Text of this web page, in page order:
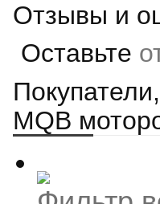
Отзывы и
Оставьте
MQB